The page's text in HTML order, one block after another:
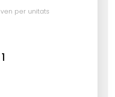
per unitats